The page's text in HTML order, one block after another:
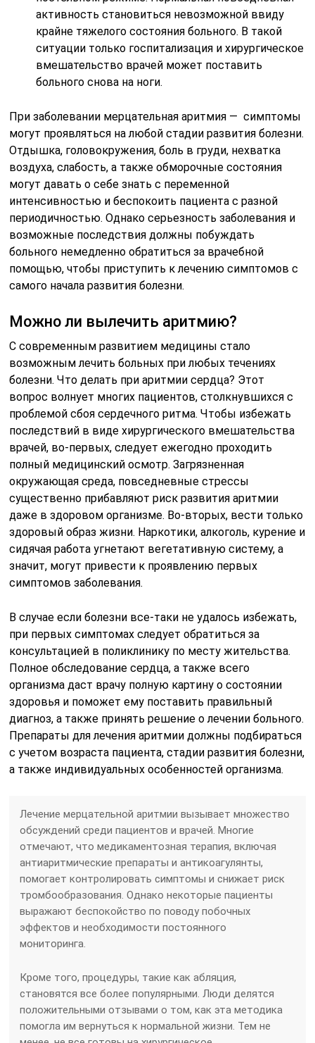
активность становиться невозможной ввиду
крайне тяжелого состояния больного. В такой
ситуации только госпитализация и хирургическое
вмешательство врачей может поставить
больного снова на ноги.
При заболевании мерцательная аритмия — симптомы
могут проявляться на любой стадии развития болезни.
Отдышка, головокружения, боль в груди, нехватка
воздуха, слабость, а также обморочные состояния
могут давать о себе знать с переменной
интенсивностью и беспокоить пациента с разной
периодичностью. Однако серьезность заболевания и
возможные последствия должны побуждать
больного немедленно обратиться за врачебной
помощью, чтобы приступить к лечению симптомов с
самого начала развития болезни.
Можно ли вылечить аритмию?
С современным развитием медицины стало
возможным лечить больных при любых течениях
болезни. Что делать при аритмии сердца? Этот
вопрос волнует многих пациентов, столкнувшихся с
проблемой сбоя сердечного ритма. Чтобы избежать
последствий в виде хирургического вмешательства
врачей, во-первых, следует ежегодно проходить
полный медицинский осмотр. Загрязненная
окружающая среда, повседневные стрессы
существенно прибавляют риск развития аритмии
даже в здоровом организме. Во-вторых, вести только
здоровый образ жизни. Наркотики, алкоголь, курение и
сидячая работа угнетают вегетативную систему, а
значит, могут привести к проявлению первых
симптомов заболевания.
В случае если болезни все-таки не удалось избежать,
при первых симптомах следует обратиться за
консультацией в поликлинику по месту жительства.
Полное обследование сердца, а также всего
организма даст врачу полную картину о состоянии
здоровья и поможет ему поставить правильный
диагноз, а также принять решение о лечении больного.
Препараты для лечения аритмии должны подбираться
с учетом возраста пациента, стадии развития болезни,
а также индивидуальных особенностей организма.
Лечение мерцательной аритмии вызывает множество
обсуждений среди пациентов и врачей. Многие
отмечают, что медикаментозная терапия, включая
антиаритмические препараты и антикоагулянты,
помогает контролировать симптомы и снижает риск
тромбообразования. Однако некоторые пациенты
выражают беспокойство по поводу побочных
эффектов и необходимости постоянного
мониторинга.
Кроме того, процедуры, такие как абляция,
становятся все более популярными. Люди делятся
положительными отзывами о том, как эта методика
помогла им вернуться к нормальной жизни. Тем не